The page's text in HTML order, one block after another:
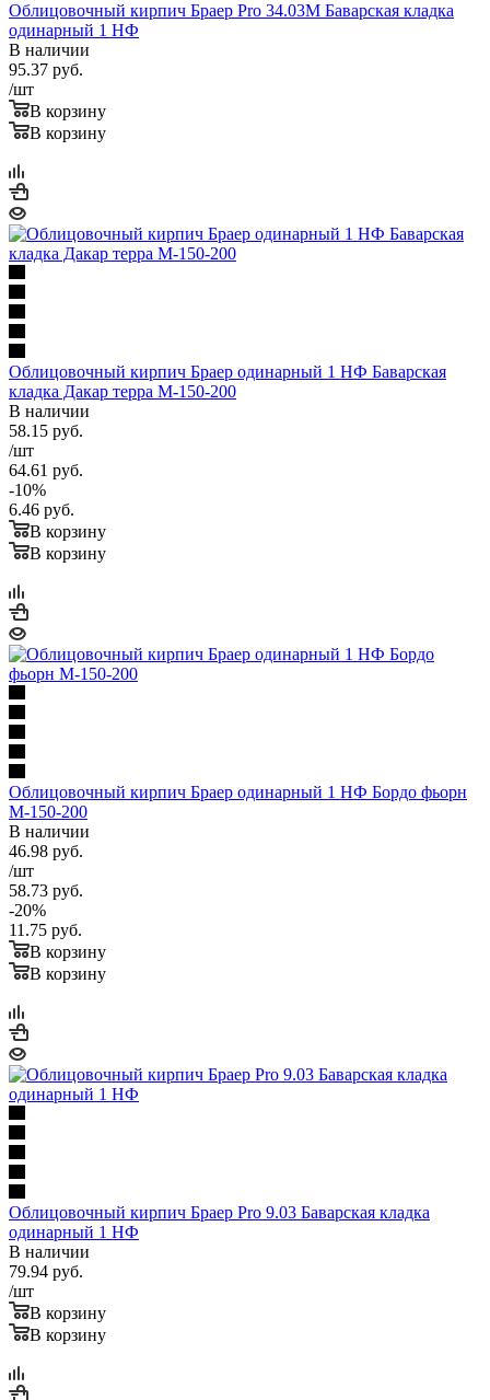
Облицовочный кирпич Браер Pro 34.03M Баварская кладка
одинарный 1 НФ
В наличии
95.37 руб.
/шт
В корзину
В корзину
Облицовочный кирпич Браер одинарный 1 НФ Баварская
кладка Дакар терра М-150-200
В наличии
58.15 руб.
/шт
64.61 руб.
-10%
6.46 руб.
В корзину
В корзину
Облицовочный кирпич Браер одинарный 1 НФ Бордо фьорн
М-150-200
В наличии
46.98 руб.
/шт
58.73 руб.
-20%
11.75 руб.
В корзину
В корзину
Облицовочный кирпич Браер Pro 9.03 Баварская кладка
одинарный 1 НФ
В наличии
79.94 руб.
/шт
В корзину
В корзину